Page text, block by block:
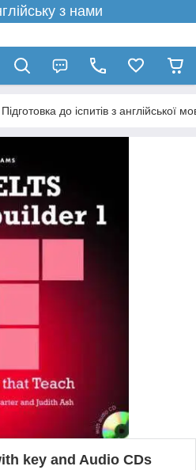
з нами
Підготовка до іспитів з англійської
key and Audio CDs